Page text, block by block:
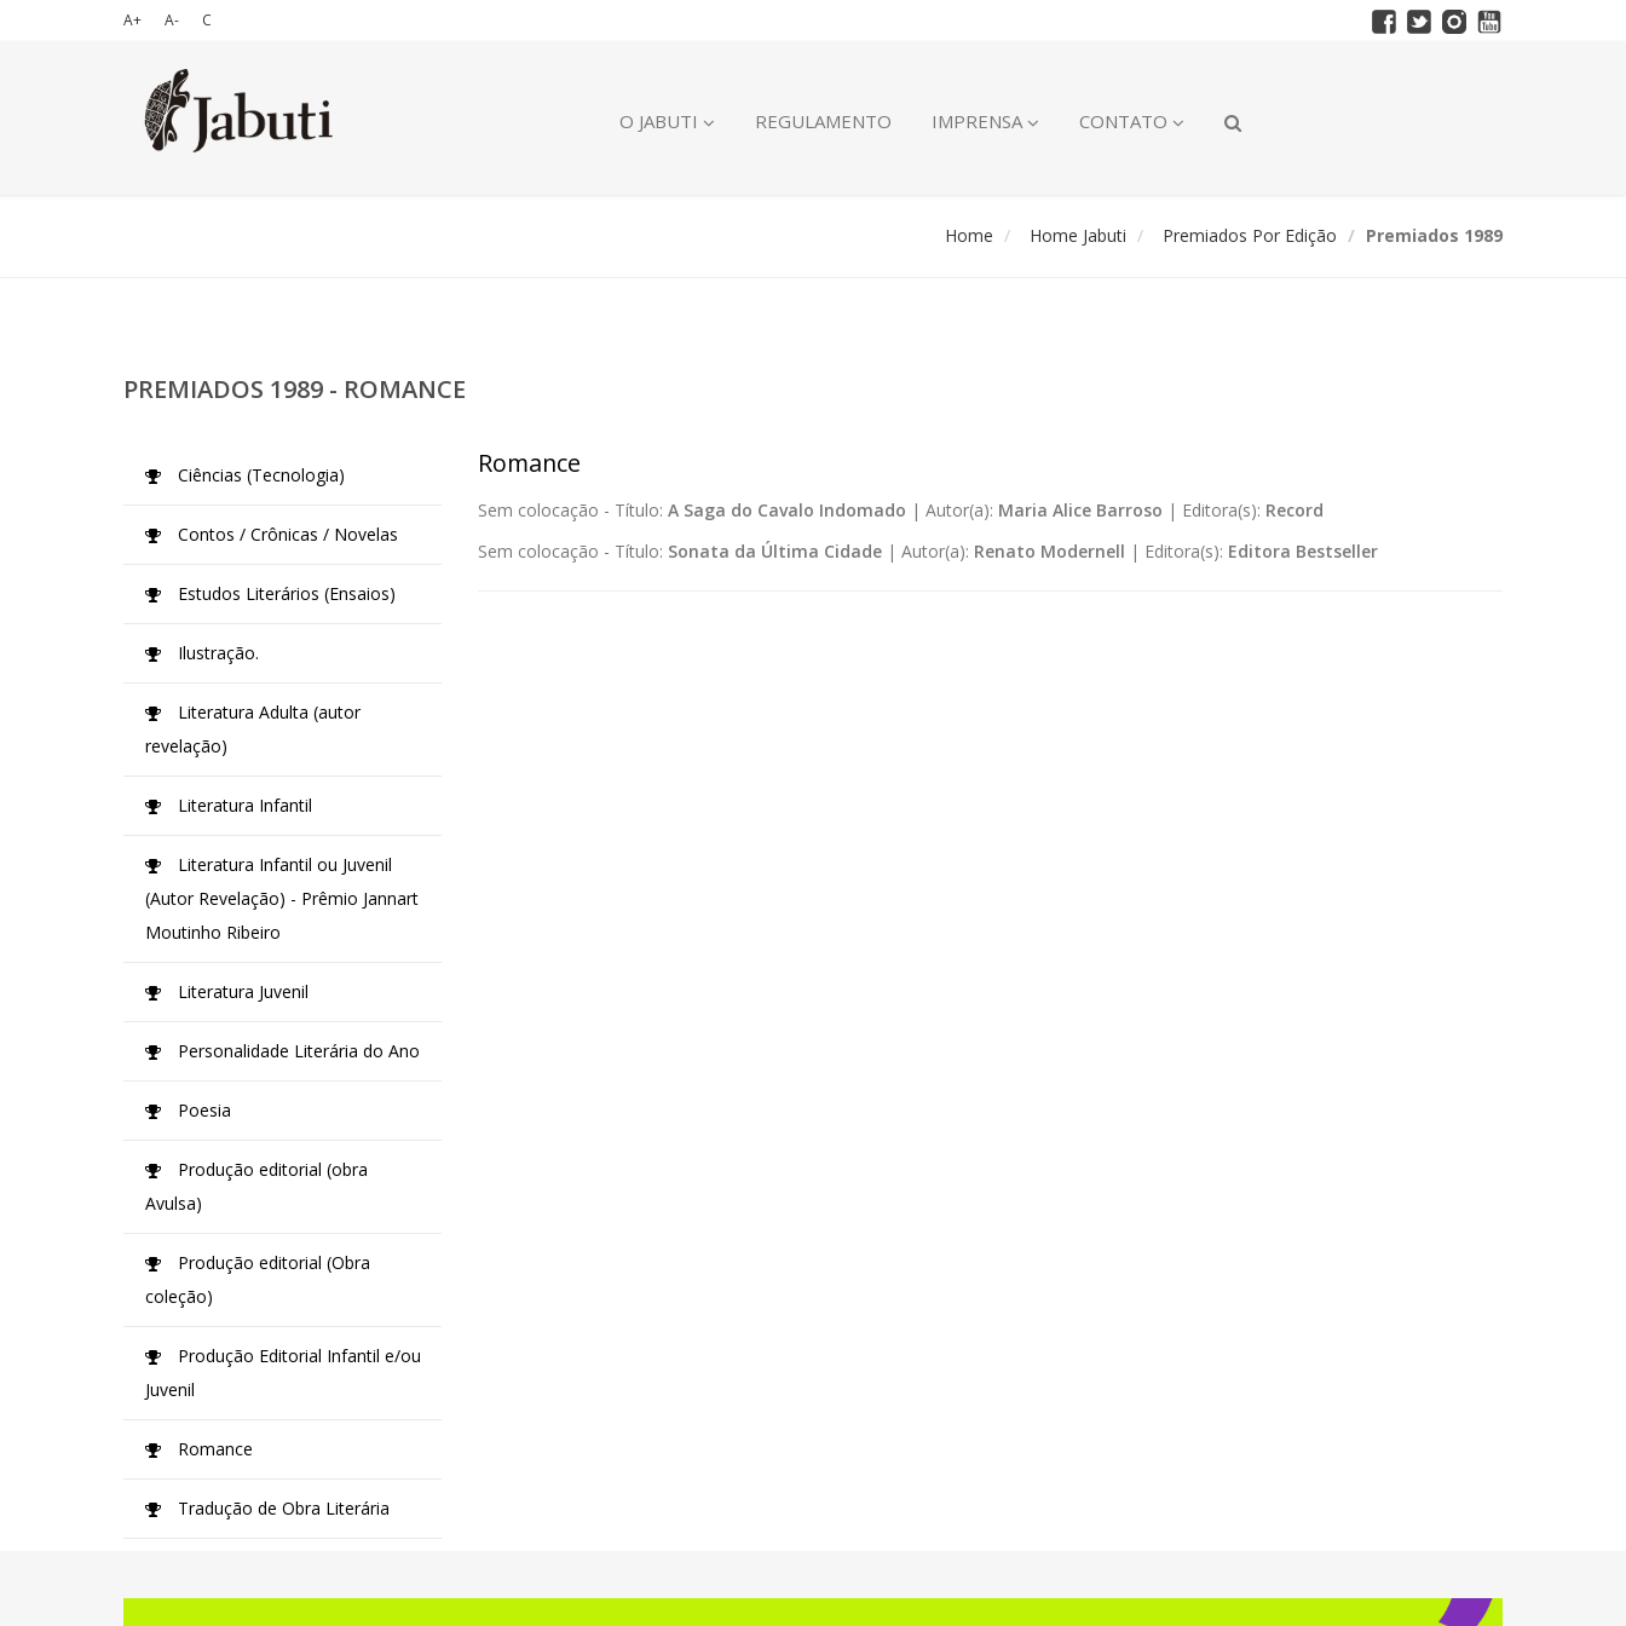
A+ A- C
O JABUTI REGULAMENTO IMPRENSA CONTATO
Home Home Jabuti Premiados Por Edição Premiados 1989
PREMIADOS 1989 - ROMANCE
Romance
Sem colocação - Título: A Saga do Cavalo Indomado | Autor(a): Maria Alice Barroso | Editora(s): Record
Sem colocação - Título: Sonata da Última Cidade| Autor(a): Renato Modernell | Editora(s): Editora Bestseller
Ciências (Tecnologia)
Contos / Crônicas / Novelas
Estudos Literários (Ensaios)
Ilustração.
Literatura Adulta (autor
revelação)
Literatura Infantil
Literatura Infantil ou Juvenil
(Autor Revelação) - Prêmio Jannart
Moutinho Ribeiro
Literatura Juvenil
Personalidade Literária do Ano
Poesia
Produção editorial (obra
Avulsa)
Produção editorial (Obra
coleção)
Produção Editorial Infantil e/ou
Juvenil
Romance
Tradução de Obra Literária